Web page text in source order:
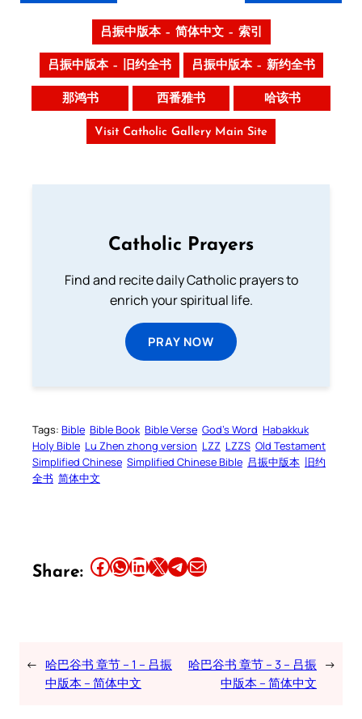
吕振中版本 – 简体中文 – 索引
吕振中版本 – 旧约全书 吕振中版本 – 新约全书
那鸿书 西番雅书 哈该书
Visit Catholic Gallery Main Site
Catholic Prayers
Find and recite daily Catholic prayers to
enrich your spiritual life.
PRAY NOW
Tags: Bible Bible Book Bible Verse God’s Word Habakkuk
Holy Bible Lu Zhen zhong version LZZ LZZS Old Testament
Simplified Chinese Simplified Chinese Bible 吕振中版本 旧约
全书 简体中文
Share: Share this article on Facebook Share this article on WhatsApp Share this article on LinkedIn Share this article on X Share this article on TelegramEmail this Article
← 哈巴谷书 章节 – 1 – 吕振
中版本 – 简体中文
哈巴谷书 章节 – 3 – 吕振
中版本 – 简体中文
→